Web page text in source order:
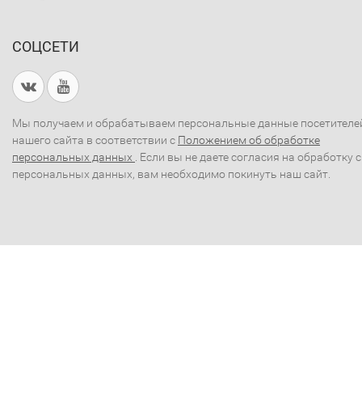
СОЦСЕТИ
Мы получаем и обрабатываем персональные данные
нашего сайта в соответствии с Положением об обработке
персональных данных . Если вы не даете согласия на обработку
персональных данных, вам необходимо покинуть наш сайт.